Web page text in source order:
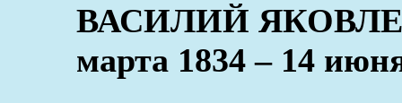
ВАСИЛИЙ
марта 1834 – 14